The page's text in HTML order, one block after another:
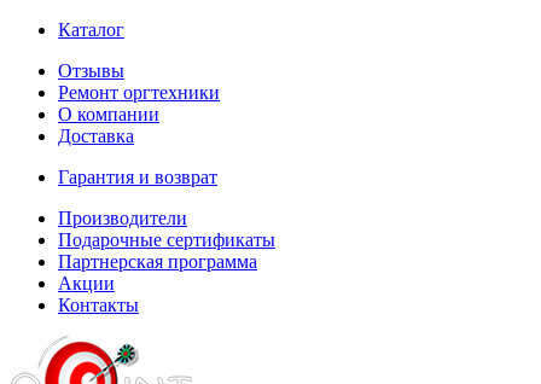
Каталог
Отзывы
Ремонт оргтехники
О компании
Доставка
Гарантия и возврат
Производители
Подарочные сертификаты
Партнерская программа
Акции
Контакты